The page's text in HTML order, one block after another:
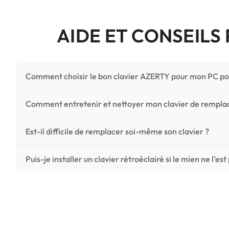
AIDE ET CONSEILS
Comment choisir le bon clavier AZERTY pour mon PC
Pour ne pas vous tromper, vérifiez trois points critiques
Comment entretenir et nettoyer mon clavier de
Un entretien régulier prolonge la vie de vos touches.
Est-il difficile de remplacer soi-même son clavier ?
C'est une réparation accessible et très économique !
Puis-je installer un clavier rétroéclairé si le mien ne l'est